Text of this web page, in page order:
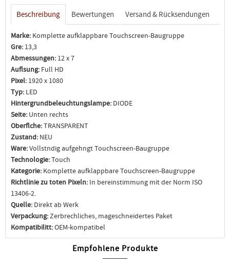
Beschreibung Bewertungen Versand & Rücksendungen
Marke: Komplette aufklappbare Touchscreen-Baugruppe
Gre: 13,3
Abmessungen: 12 x 7
Auflsung: Full HD
Pixel: 1920 x 1080
Typ: LED
Hintergrundbeleuchtungslampe: DIODE
Seite: Unten rechts
Oberflche:TRANSPARENT
Zustand: NEU
Ware:Vollstndig aufgehngt Touchscreen-Baugruppe
Technologie:Touch
Kategorie: Komplette aufklappbare Touchscreen-Baugruppe
Richtlinie zu toten Pixeln: In bereinstimmung mit der Norm ISO
13406-2.
Quelle: Direkt ab Werk
Verpackung:Zerbrechliches, mageschneidertes Paket
Kompatibilitt:OEM-kompatibel
Empfohlene Produkte